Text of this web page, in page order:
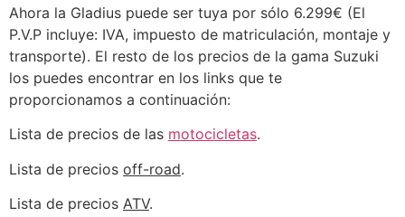
Ahora la Gladius puede ser tuya por sólo 6.299€ (El
P.V.P incluye: IVA, impuesto de matriculación, montaje y
transporte). El resto de los precios de la gama Suzuki
los puedes encontrar en los links que te
proporcionamos a continuación:
Lista de precios de las motocicletas.
Lista de precios off-road.
Lista de precios ATV.